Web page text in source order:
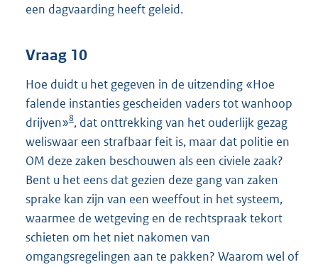
een dagvaarding heeft geleid.
Vraag 10
Hoe duidt u het gegeven in de uitzending «Hoe
falende instanties gescheiden vaders tot wanhoop
drijven»8, dat onttrekking van het ouderlijk gezag
weliswaar een strafbaar feit is, maar dat politie en
OM deze zaken beschouwen als een civiele zaak?
Bent u het eens dat gezien deze gang van zaken
sprake kan zijn van een weeffout in het systeem,
waarmee de wetgeving en de rechtspraak tekort
schieten om het niet nakomen van
omgangsregelingen aan te pakken? Waarom wel of